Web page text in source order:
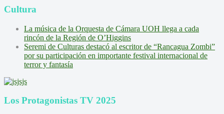
Cultura
La música de la Orquesta de Cámara UOH llega a cada
rincón de la Región de O’Higgins
Seremi de Culturas destacó al escritor de “Rancagua Zombi”
por su participación en importante festival internacional de
terror y fantasía
Los Protagonistas TV 2025